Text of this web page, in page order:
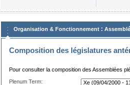
Organisation & Fonctionnement :
Composition des législatures
Pour consulter la composition des Assemblées
Plenum Term: